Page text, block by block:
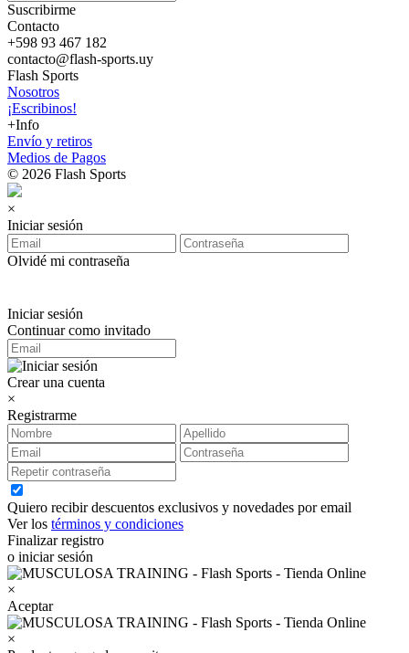
Suscribirme
Contacto
+598 93 467 182
contacto@flash-sports.uy
Flash Sports
Nosotros
¡Escribinos!
+Info
Envío y retiros
Medios de Pagos
© 2026 Flash Sports
×
Iniciar sesión
Olvidé mi contraseña
Iniciar sesión
Continuar como invitado
Crear una cuenta
×
Registrarme
Quiero recibir descuentos exclusivos y novedades por email
Ver los términos y condiciones
Finalizar registro
o iniciar sesión
×
Aceptar
×